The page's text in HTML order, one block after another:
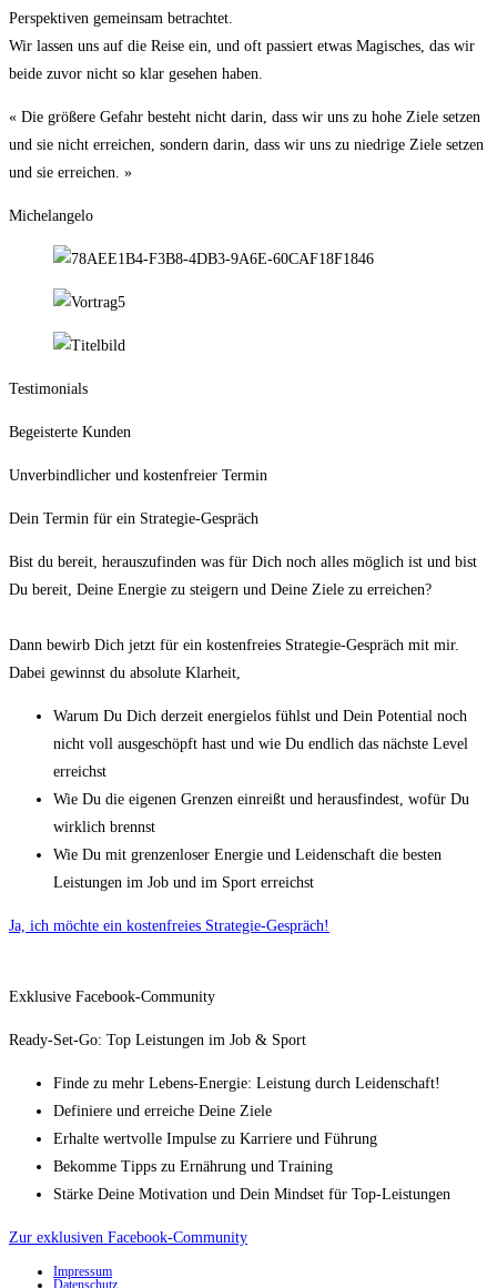
Perspektiven gemeinsam betrachtet.
Wir lassen uns auf die Reise ein, und oft passiert etwas Magisches, das wir
beide zuvor nicht so klar gesehen haben.
« Die größere Gefahr besteht nicht darin, dass wir uns zu hohe Ziele setzen
und sie nicht erreichen, sondern darin, dass wir uns zu niedrige Ziele setzen
und sie erreichen. »
Michelangelo
Testimonials
Begeisterte Kunden
Unverbindlicher und kostenfreier Termin
Dein Termin für ein Strategie-Gespräch
Bist du bereit, herauszufinden was für Dich noch alles möglich ist und bist
Du bereit, Deine Energie zu steigern und Deine Ziele zu erreichen?
Dann bewirb Dich jetzt für ein kostenfreies Strategie-Gespräch mit mir.
Dabei gewinnst du absolute Klarheit,
Warum Du Dich derzeit energielos fühlst und Dein Potential noch
nicht voll ausgeschöpft hast und wie Du endlich das nächste Level
erreichst
Wie Du die eigenen Grenzen einreißt und herausfindest, wofür Du
wirklich brennst
Wie Du mit grenzenloser Energie und Leidenschaft die besten
Leistungen im Job und im Sport erreichst
Ja, ich möchte ein kostenfreies Strategie-Gespräch!
Exklusive Facebook-Community
Ready-Set-Go: Top Leistungen im Job & Sport
Finde zu mehr Lebens-Energie: Leistung durch Leidenschaft!
Definiere und erreiche Deine Ziele
Erhalte wertvolle Impulse zu Karriere und Führung
Bekomme Tipps zu Ernährung und Training
Stärke Deine Motivation und Dein Mindset für Top-Leistungen
Zur exklusiven Facebook-Community
Impressum
Datenschutz